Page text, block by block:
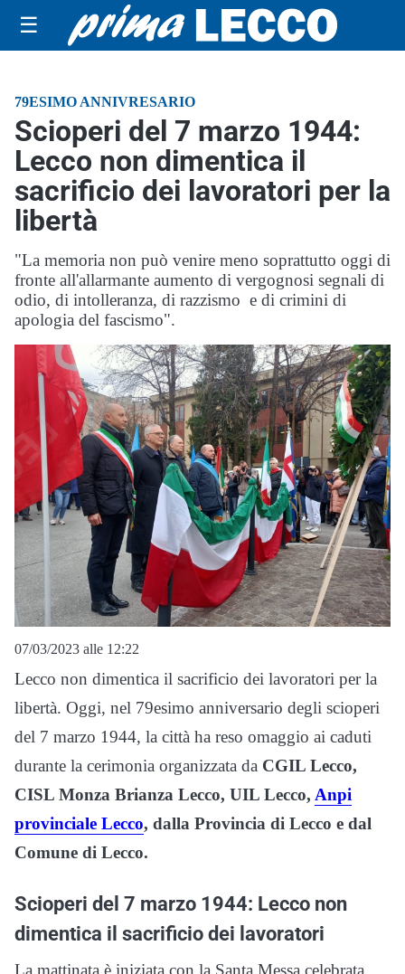
☰
79ESIMO ANNIVRESARIO
Scioperi del 7 marzo 1944:
Lecco non dimentica il
sacrificio dei lavoratori per la
libertà
"La memoria non può venire meno soprattutto oggi di
fronte all'allarmante aumento di vergognosi segnali di
odio, di intolleranza, di razzismo e di crimini di
apologia del fascismo".
07/03/2023 alle 12:22
Lecco non dimentica il sacrificio dei lavoratori per la
libertà. Oggi, nel 79esimo anniversario degli scioperi
del 7 marzo 1944, la città ha reso omaggio ai caduti
durante la cerimonia organizzata da CGIL Lecco,
CISL Monza Brianza Lecco, UIL Lecco, Anpi
provinciale Lecco, dalla Provincia di Lecco e dal
Comune di Lecco.
Scioperi del 7 marzo 1944: Lecco non
dimentica il sacrificio dei lavoratori
La mattinata è iniziata con la Santa Messa celebrata